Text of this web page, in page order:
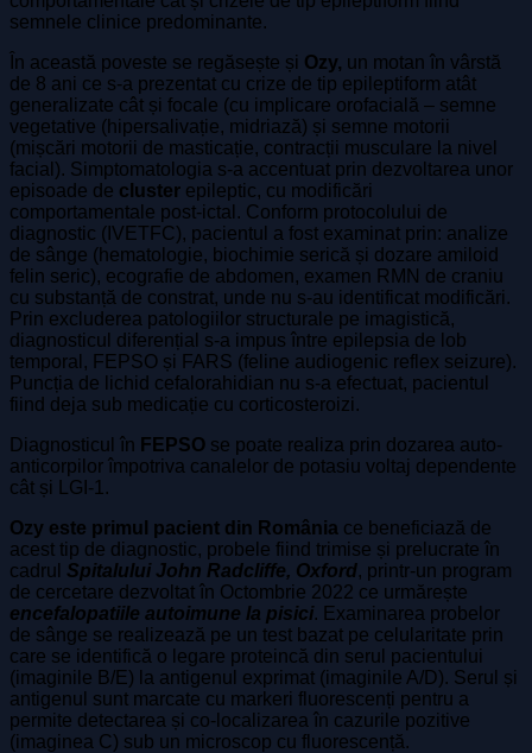
semnele clinice predominante.
În această poveste se regăsește și Ozy, un motan în vârstă
de 8 ani ce s-a prezentat cu crize de tip epileptiform atât
generalizate cât și focale (cu implicare orofacială – semne
vegetative (hipersalivație, midriază) și semne motorii
(mișcări motorii de masticație, contracții musculare la nivel
facial). Simptomatologia s-a accentuat prin dezvoltarea unor
episoade de cluster epileptic, cu modificări
comportamentale post-ictal. Conform protocolului de
diagnostic (IVETFC), pacientul a fost examinat prin: analize
de sânge (hematologie, biochimie serică și dozare amiloid
felin seric), ecografie de abdomen, examen RMN de craniu
cu substanță de constrat, unde nu s-au identificat modificări.
Prin excluderea patologiilor structurale pe imagistică,
diagnosticul diferențial s-a impus între epilepsia de lob
temporal, FEPSO și FARS (feline audiogenic reflex seizure).
Puncția de lichid cefalorahidian nu s-a efectuat, pacientul
fiind deja sub medicație cu corticosteroizi.
Diagnosticul în FEPSO se poate realiza prin dozarea auto-
anticorpilor împotriva canalelor de potasiu voltaj dependente
cât și LGI-1.
Ozy este primul pacient din România ce beneficiază de
acest tip de diagnostic, probele fiind trimise și prelucrate în
cadrul Spitalului John Radcliffe, Oxford, printr-un program
de cercetare dezvoltat în Octombrie 2022 ce urmărește
encefalopatiile autoimune la pisici. Examinarea probelor
de sânge se realizează pe un test bazat pe celularitate prin
care se identifică o legare proteincă din serul pacientului
(imaginile B/E) la antigenul exprimat (imaginile A/D). Serul și
antigenul sunt marcate cu markeri fluorescenți pentru a
permite detectarea și co-localizarea în cazurile pozitive
(imaginea C) sub un microscop cu fluorescență.